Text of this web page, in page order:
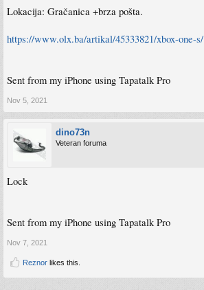
Lokacija: Gračanica +brza pošta.
https://www.olx.ba/artikal/45333821/xbox-one-s/
Sent from my iPhone using Tapatalk Pro
Nov 5, 2021
dino73n
Veteran foruma
Lock
Sent from my iPhone using Tapatalk Pro
Nov 7, 2021
Reznor likes this.